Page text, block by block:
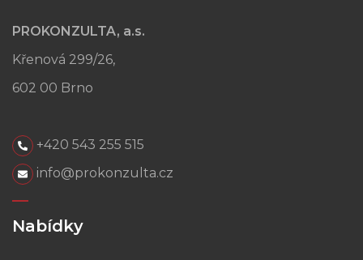
PROKONZULTA, a.s.
Křenová 299/26,
602 00 Brno
+420 543 255 515
info@prokonzulta.cz
Nabídky